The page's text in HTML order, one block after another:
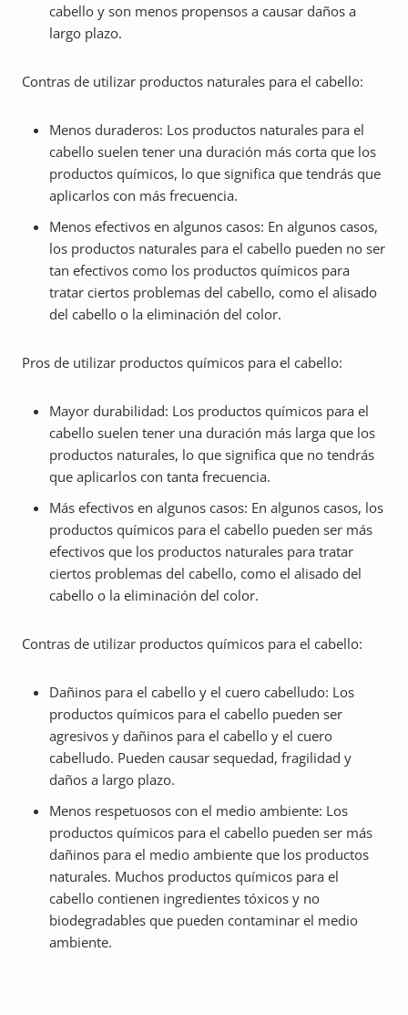
cabello y son menos propensos a causar daños a
largo plazo.
Contras de utilizar productos naturales para el cabello:
Menos duraderos: Los productos naturales para el
cabello suelen tener una duración más corta que los
productos químicos, lo que significa que tendrás que
aplicarlos con más frecuencia.
Menos efectivos en algunos casos: En algunos casos,
los productos naturales para el cabello pueden no ser
tan efectivos como los productos químicos para
tratar ciertos problemas del cabello, como el alisado
del cabello o la eliminación del color.
Pros de utilizar productos químicos para el cabello:
Mayor durabilidad: Los productos químicos para el
cabello suelen tener una duración más larga que los
productos naturales, lo que significa que no tendrás
que aplicarlos con tanta frecuencia.
Más efectivos en algunos casos: En algunos casos, los
productos químicos para el cabello pueden ser más
efectivos que los productos naturales para tratar
ciertos problemas del cabello, como el alisado del
cabello o la eliminación del color.
Contras de utilizar productos químicos para el cabello:
Dañinos para el cabello y el cuero cabelludo: Los
productos químicos para el cabello pueden ser
agresivos y dañinos para el cabello y el cuero
cabelludo. Pueden causar sequedad, fragilidad y
daños a largo plazo.
Menos respetuosos con el medio ambiente: Los
productos químicos para el cabello pueden ser más
dañinos para el medio ambiente que los productos
naturales. Muchos productos químicos para el
cabello contienen ingredientes tóxicos y no
biodegradables que pueden contaminar el medio
ambiente.